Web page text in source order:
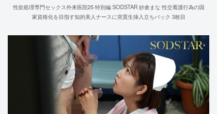
性欲処理専門セックス外来医院25 特別編 SODSTAR 紗倉まな 性交看護行為の国
家資格化を目指す知的美人ナースに突貫生挿入立ちバック 3枚目